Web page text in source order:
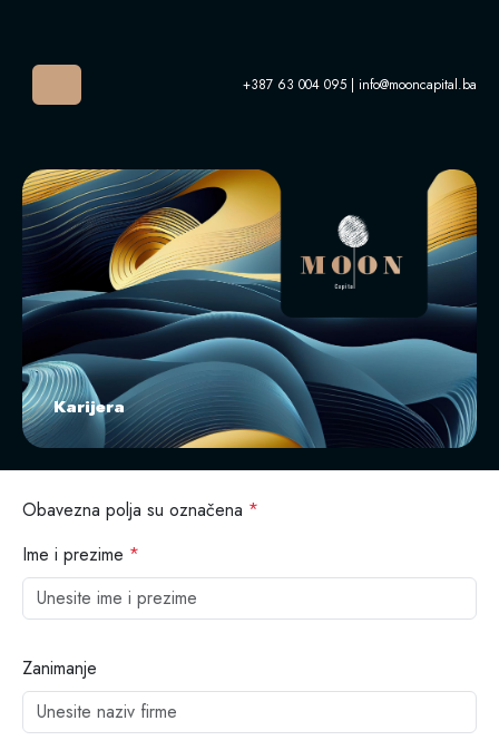
+387 63 004 095 | info@mooncapital.ba
Karijera
Obavezna polja su označena *
Ime i prezime *
Zanimanje